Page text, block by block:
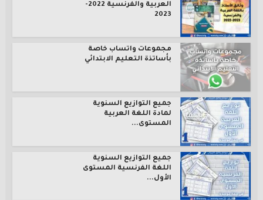
العربية والفرنسية 2022-
2023
مجموعات واتساب خاصة
بأساتذة التعليم الابتدائي
جميع التوازيع السنوية
لمادة اللغة العربية
المستوى...
جميع التوازيع السنوية
اللغة الفرنسية المستوى
الأول...